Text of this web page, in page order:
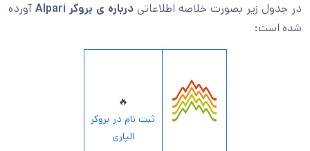
در جدول زیر بصورت خلاصه اطلاعاتی درباره ی بروکر Alpari آورده
شده است:
🔥
ثبت نام در بروکر
الپاری